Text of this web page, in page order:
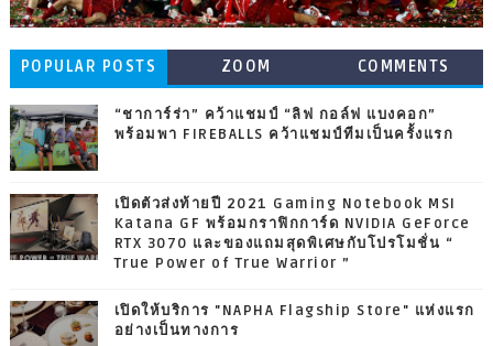
POPULAR POSTS ZOOM COMMENTS
“ชาการ์ร่า” คว้าแชมป์ “ลิฟ กอล์ฟ แบงคอก”
พร้อมพา FIREBALLS คว้าแชมป์ทีมเป็นครั้งแรก
เปิดตัวส่งท้ายปี 2021 Gaming Notebook MSI
Katana GF พร้อมกราฟิกการ์ด NVIDIA GeForce
RTX 3070 และของแถมสุดพิเศษกับโปรโมชั่น “
True Power of True Warrior ”
เปิดให้บริการ "NAPHA Flagship Store" แห่งแรก
อย่างเป็นทางการ